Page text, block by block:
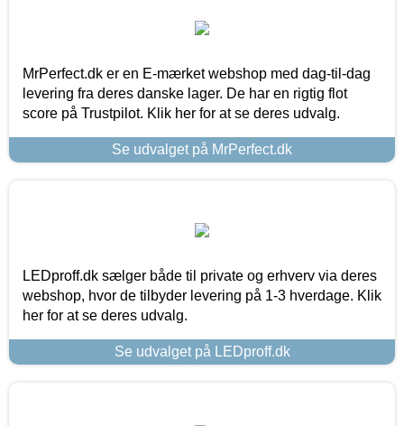
MrPerfect.dk er en E-mærket webshop med dag-til-dag
levering fra deres danske lager. De har en rigtig flot
score på Trustpilot. Klik her for at se deres udvalg.
Se udvalget på MrPerfect.dk
LEDproff.dk sælger både til private og erhverv via deres
webshop, hvor de tilbyder levering på 1-3 hverdage. Klik
her for at se deres udvalg.
Se udvalget på LEDproff.dk